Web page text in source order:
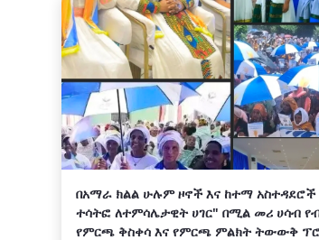
አዲስ
በአማራ ክልል ሁሉም ዞኖች እና ከተማ
ተሳትፎ ለተምሳሌታዊት ሀገር" በሚል መሪ ሀሳብ
የምርጫ ቅስቀሳ እና የምርጫ ምልክት ትውውቅ